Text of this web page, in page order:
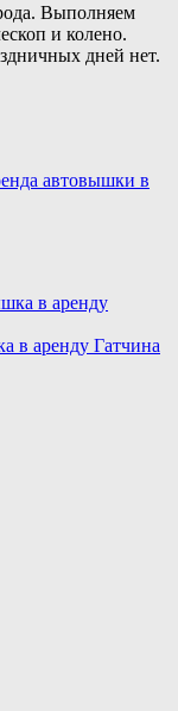
Выполняем
и колено.
дней нет.
автовышки в
в аренду
в аренду Гатчина